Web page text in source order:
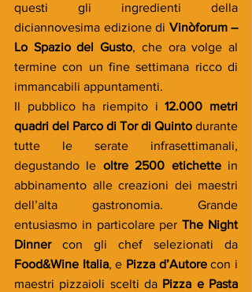
questi gli ingredienti della
diciannovesima edizione di Vinòforum –
Lo Spazio del Gusto, che ora volge al
termine con un fine settimana ricco di
immancabili appuntamenti.
Il pubblico ha riempito i 12.000 metri
quadri del Parco di Tor di Quinto durante
tutte le serate infrasettimanali,
degustando le oltre 2500 etichette in
abbinamento alle creazioni dei maestri
dell’alta gastronomia. Grande
entusiasmo in particolare per The Night
Dinner
Food&Wine Italia, e Pizza d’Autore con i
maestri pizzaioli scelti da Pizza e Pasta